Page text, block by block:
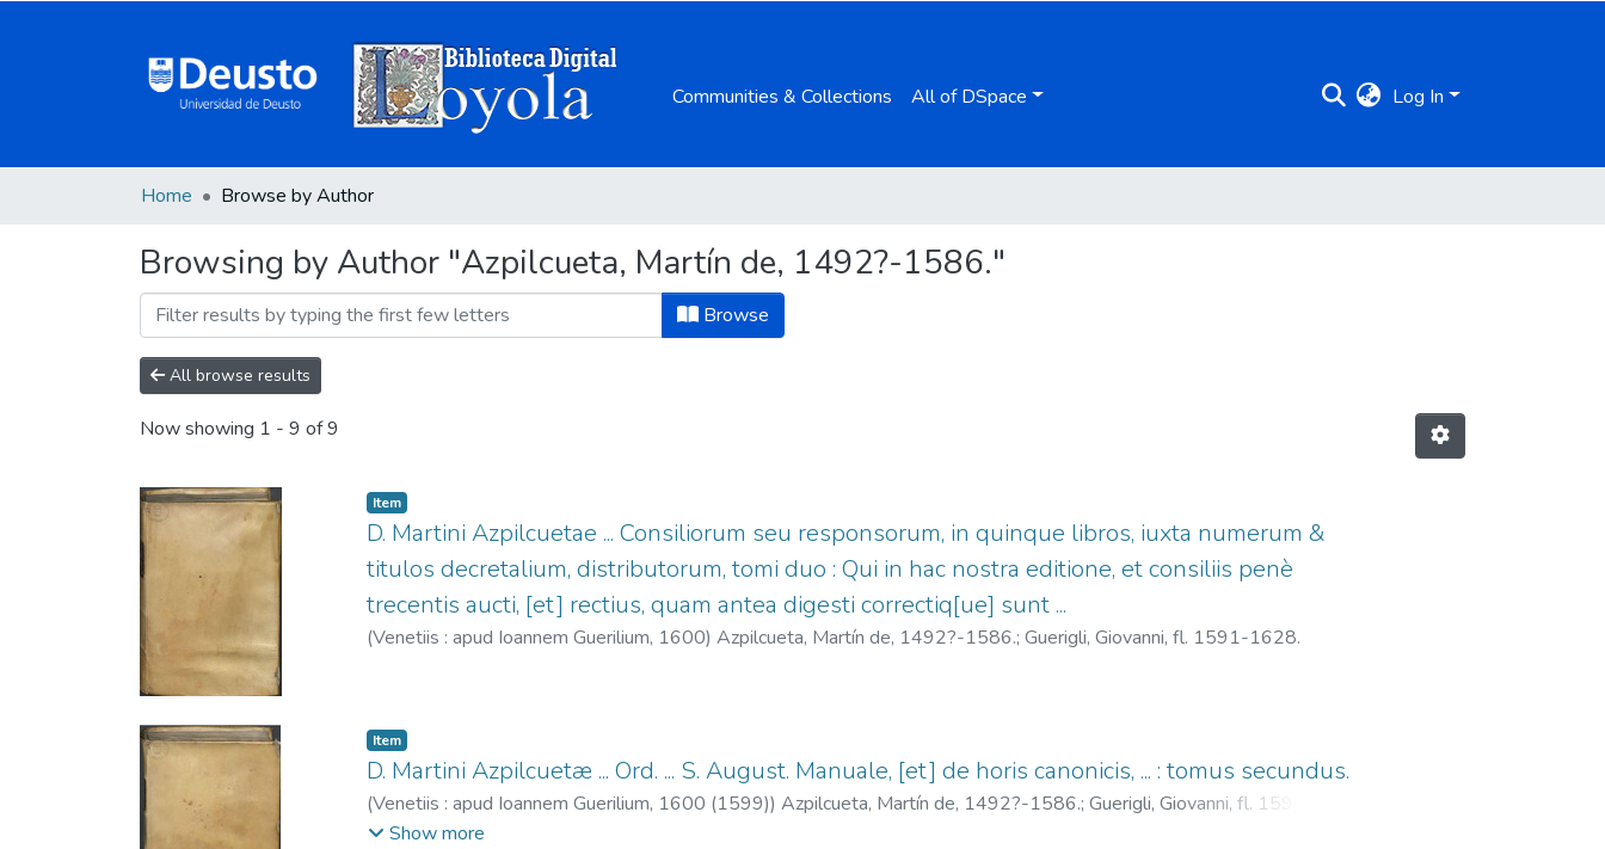
Communities & Collections All of DSpace Log In
Home Browse by Author
Browsing by Author "Azpilcueta, Martín de, 1492?-1586."
Browse
All browse results
Now showing 1 - 9 of 9
Item
D. Martini Azpilcuetae ... Consiliorum seu responsorum, in quinque libros, iuxta numerum &
titulos decretalium, distributorum, tomi duo : Qui in hac nostra editione, et consiliis penè
trecentis aucti, [et] rectius, quam antea digesti correctiq[ue] sunt ...
(Venetiis : apud Ioannem Guerilium, 1600) Azpilcueta, Martín de, 1492?-1586.; Guerigli, Giovanni, fl. 1591-1628.
Item
D. Martini Azpilcuetæ ... Ord. ... S. August. Manuale, [et] de horis canonicis, ... : tomus secundus.
(Venetiis : apud Ioannem Guerilium, 1600 (1599)) Azpilcueta, Martín de, 1492?-1586.; Guerigli, Giovanni, fl. 1591-
1628.
Show more